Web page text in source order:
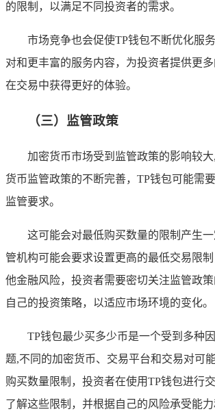
的限制，以满足不同投资者的需求。
市场竞争也会促使TP钱包不断优化服
对和更丰富的服务内容，为投资者提供更
在交易中获得更好的体验。
（三）监管政策
加密货币市场受到监管政策的影响较
货币监管政策的不断完善，TP钱包可能需
监管要求。
这可能会对最低购买数量的限制产生
管机构可能会要求设置更高的最低交易限
他金融风险，投资者需要密切关注监管政
自己的投资策略，以适应市场环境的变化。
TP钱包最少买多少币是一个受到多种
题,不同的加密货币、交易平台和交易对可
购买数量限制，投资者在使用TP钱包进行
了解这些限制，并根据自己的风险承受能